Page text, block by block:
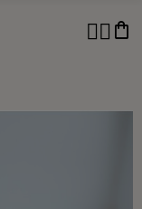
shopping_bag